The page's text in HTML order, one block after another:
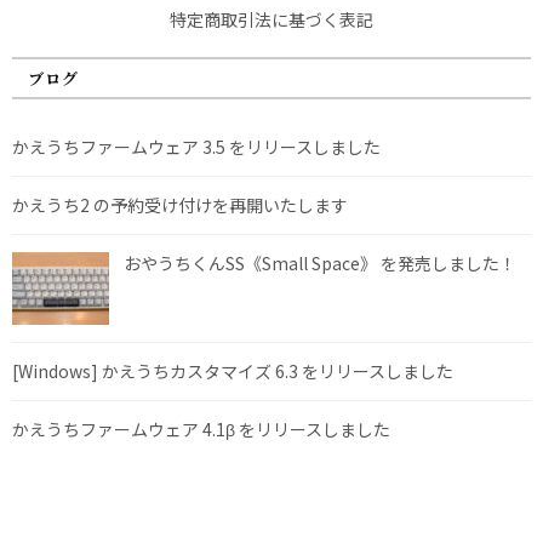
特定商取引法に基づく表記
ブログ
かえうちファームウェア 3.5 をリリースしました
かえうち2 の予約受け付けを再開いたします
おやうちくんSS《Small Space》 を発売しました！
[Windows] かえうちカスタマイズ 6.3 をリリースしました
かえうちファームウェア 4.1β をリリースしました